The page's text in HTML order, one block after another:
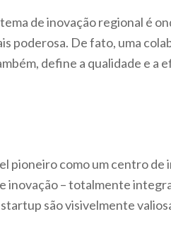
de inovação regional é
poderosa. De fato, uma
define a qualidade e a
como um centro de
– totalmente
são visivelmente